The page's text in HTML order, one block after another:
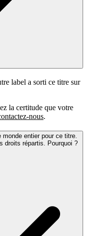
label a sorti ce titre sur
la certitude que votre
nous.
entier pour ce titre.
droits répartis. Pourquoi ?